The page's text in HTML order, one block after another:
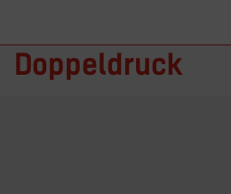
Doppeldruck